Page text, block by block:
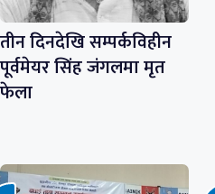
तीन दिनदेखि सम्पर्कविहीन
पूर्वमेयर सिंह जंगलमा मृत
फेला